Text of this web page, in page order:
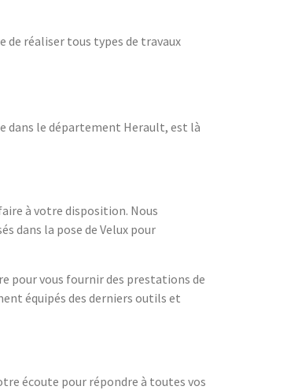
de réaliser tous types de travaux
dans le département Herault, est là
à votre disposition. Nous
dans la pose de Velux pour
pour vous fournir des prestations de
équipés des derniers outils et
écoute pour répondre à toutes vos